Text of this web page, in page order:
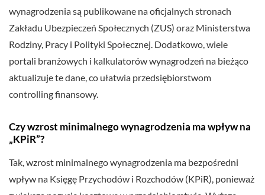
wynagrodzenia są publikowane na oficjalnych stronach
Zakładu Ubezpieczeń Społecznych (ZUS) oraz Ministerstwa
Rodziny, Pracy i Polityki Społecznej. Dodatkowo, wiele
portali branżowych i kalkulatorów wynagrodzeń na bieżąco
aktualizuje te dane, co ułatwia przedsiębiorstwom
controlling finansowy.
Czy wzrost minimalnego wynagrodzenia ma wpływ na
„KPiR”?
Tak, wzrost minimalnego wynagrodzenia ma bezpośredni
wpływ na Księgę Przychodów i Rozchodów (KPiR), ponieważ